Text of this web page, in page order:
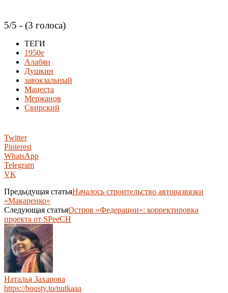
5/5 - (3 голоса)
ТЕГИ
1950е
Алабян
Душкин
завокзальный
Мацеста
Мержанов
Свирский
Twitter
Pinterest
WhatsApp
Telegram
VK
Предыдущая статьяНачалось строительство авторазвязки
«Макаренко»
Следующая статьяОстров «Федерации»: корректировка
проекта от SPeeCH
Наталья Захарова
https://boosty.to/nutkaaa